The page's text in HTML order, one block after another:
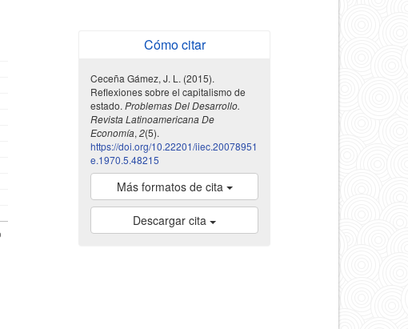
Cómo citar
Ceceña Gámez, J. L. (2015).
Reflexiones sobre el capitalismo de
estado. Problemas Del Desarrollo.
Revista Latinoamericana De
Economía, 2(5).
https://doi.org/10.22201/iiec.20078951
e.1970.5.48215
Más formatos de cita
Descargar cita